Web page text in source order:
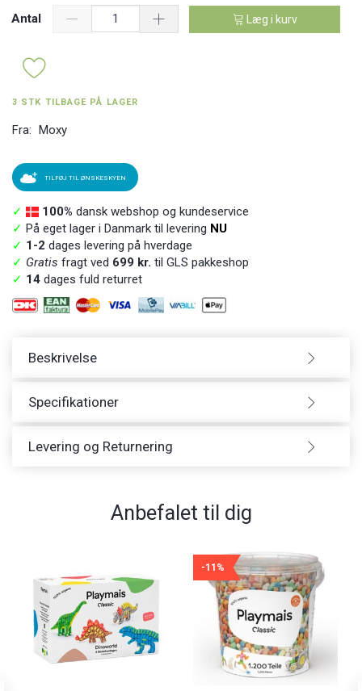
Antal Læg i kurv
3 STK TILBAGE PÅ LAGER
Fra: Moxy
TILFØJ TIL ØNSKESKYEN
✓ 100% dansk webshop og kundeservice
✓ På eget lager i Danmark til levering NU
✓ 1-2 dages levering på hverdage
✓ Gratis fragt ved 699 kr. til GLS pakkeshop
✓ 14 dages fuld returret
Beskrivelse
Specifikationer
Levering og Returnering
Anbefalet til dig
-11%